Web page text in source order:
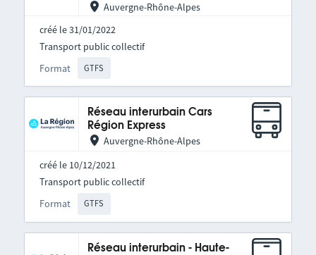
Auvergne-Rhône-Alpes
créé le 31/01/2022
Format GTFS
Transport public collectif
Réseau interurbain Cars
Région Express
Auvergne-Rhône-Alpes
créé le 10/12/2021
Format GTFS
Transport public collectif
Réseau interurbain - Haute-